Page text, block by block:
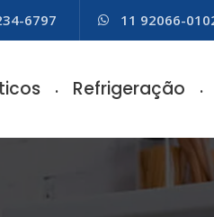
6797 11 92066-
Refrigeração